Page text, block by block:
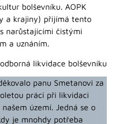
bolševníku. AOPK
a krajiny) přijímá tento
narůstajícími čistými
a uznáním.
likvidace bolševníku
panu Smetanovi za
práci při likvidaci
území. Jedná se o
je mnohdy potřeba